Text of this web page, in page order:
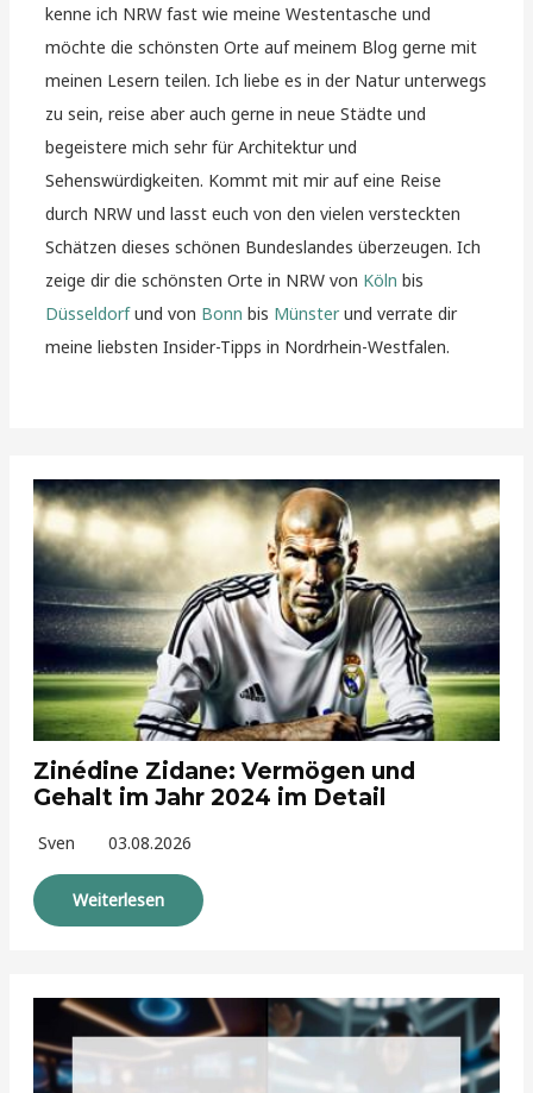
kenne ich NRW fast wie meine Westentasche und
möchte die schönsten Orte auf meinem Blog gerne mit
meinen Lesern teilen. Ich liebe es in der Natur unterwegs
zu sein, reise aber auch gerne in neue Städte und
begeistere mich sehr für Architektur und
Sehenswürdigkeiten. Kommt mit mir auf eine Reise
durch NRW und lasst euch von den vielen versteckten
Schätzen dieses schönen Bundeslandes überzeugen. Ich
zeige dir die schönsten Orte in NRW von Köln bis
Düsseldorfund von Bonn bis Münsterund verrate dir
meine liebsten Insider-Tipps in Nordrhein-Westfalen.
Zinédine Zidane: Vermögen und
Gehalt im Jahr 2024 im Detail
Sven 03.08.2026
Weiterlesen